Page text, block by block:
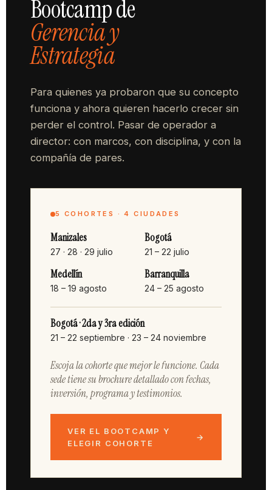
Bootcamp de
Gerencia y
Estrategia
Para quienes ya probaron que su concepto
funciona y ahora quieren hacerlo crecer sin
perder el control. Pasar de operador a
director: con marcos, con disciplina, y con la
compañía de pares.
5 COHORTES · 4 CIUDADES
Manizales
27 · 28 · 29 julio
Bogotá
21 – 22 julio
Medellín
18 – 19 agosto
Barranquilla
24 – 25 agosto
Bogotá · 2da y 3ra edición
21 – 22 septiembre · 23 – 24 noviembre
Escoja la cohorte que mejor le funcione. Cada
sede tiene su brochure detallado con fechas,
inversión, programa y testimonios.
VER EL BOOTCAMP Y
ELEGIR COHORTE
→